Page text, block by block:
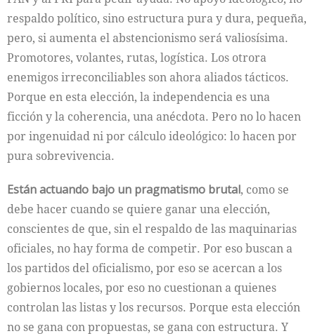
respaldo político, sino estructura pura y dura, pequeña,
pero, si aumenta el abstencionismo será valiosísima.
Promotores, volantes, rutas, logística. Los otrora
enemigos irreconciliables son ahora aliados tácticos.
Porque en esta elección, la independencia es una
ficción y la coherencia, una anécdota. Pero no lo hacen
por ingenuidad ni por cálculo ideológico: lo hacen por
pura sobrevivencia.
Están actuando bajo un pragmatismo brutal, como se
debe hacer cuando se quiere ganar una elección,
conscientes de que, sin el respaldo de las maquinarias
oficiales, no hay forma de competir. Por eso buscan a
los partidos del oficialismo, por eso se acercan a los
gobiernos locales, por eso no cuestionan a quienes
controlan las listas y los recursos. Porque esta elección
no se gana con propuestas, se gana con estructura. Y